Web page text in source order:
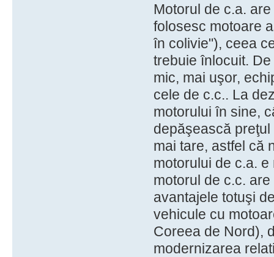
Motorul de c.a.
folosesc motoare
în colivie"), ceea
trebuie înlocuit.
mic, mai uşor,
cele de c.c.. La
motorului în sine,
depăşească
mai tare, astfel că
motorului de c.a.
motorul de c.c.
avantajele totuşi
vehicule cu
Coreea de Nord),
modernizarea